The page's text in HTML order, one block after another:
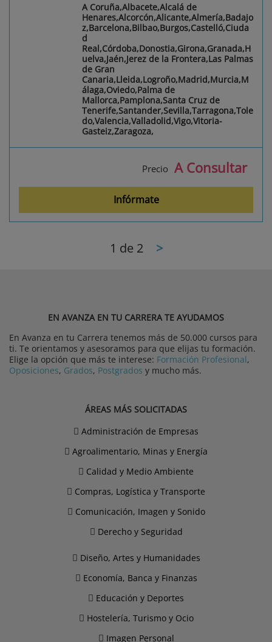
A Coruña,Albacete,Alcalá de
Henares,Alcorcón,Alicante,Almería,Badajo
z,Barcelona,Bilbao,Burgos,Castelló,Ciuda
d
Real,Córdoba,Donostia,Girona,Granada,H
uelva,Jaén,Jerez de la Frontera,Las Palmas
de Gran
Canaria,Lleida,Logroño,Madrid,Murcia,M
álaga,Oviedo,Palma de
Mallorca,Pamplona,Santa Cruz de
Tenerife,Santander,Sevilla,Tarragona,Tole
do,Valencia,Valladolid,Vigo,Vitoria-
Gasteiz,Zaragoza,
Precio A Consultar
Infórmate
1 de 2 >
EN AVANZA EN TU CARRERA TE AYUDAMOS
En Avanza en tu Carrera tenemos más de 50.000 cursos para
ti. Te orientamos y asesoramos para que elijas tu formación.
Elige la opción que más te interese: Formación Profesional,
Oposiciones, Grados, Postgrados y mucho más.
ÁREAS MÁS SOLICITADAS
Administración de Empresas
Agroalimentario, Minas y Energía
Calidad y Medio Ambiente
Compras, Logística y Transporte
Comunicación, Imagen y Sonido
Derecho y Seguridad
Diseño, Artes y Humanidades
Economía, Banca y Finanzas
Educación y Deportes
Hostelería, Turismo y Ocio
Imagen Personal